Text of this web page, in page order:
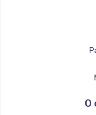
Ремонт
Ремонт
Ремонт
РемонтО